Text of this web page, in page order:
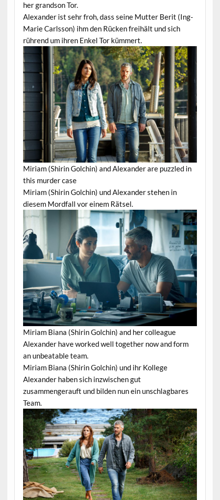
her grandson Tor.
Alexander ist sehr froh, dass seine Mutter Berit (Ing-
Marie Carlsson) ihm den Rücken freihält und sich
rührend um ihren Enkel Tor kümmert.
Miriam (Shirin Golchin) and Alexander are puzzled in
this murder case
Miriam (Shirin Golchin) und Alexander stehen in
diesem Mordfall vor einem Rätsel.
Miriam Biana (Shirin Golchin) and her colleague
Alexander have worked well together now and form
an unbeatable team.
Miriam Biana (Shirin Golchin) und ihr Kollege
Alexander haben sich inzwischen gut
zusammengerauft und bilden nun ein unschlagbares
Team.